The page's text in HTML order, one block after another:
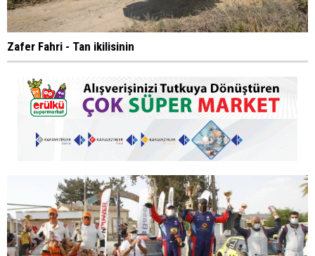
Zafer Fahri - Tan ikilisinin